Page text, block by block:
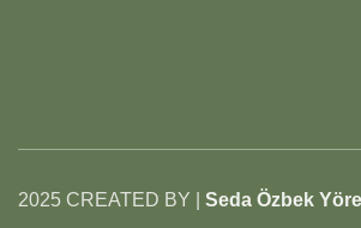
2025 CREATED BY | Seda Özbek